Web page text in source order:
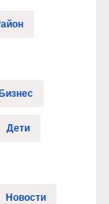
Дети
Новости